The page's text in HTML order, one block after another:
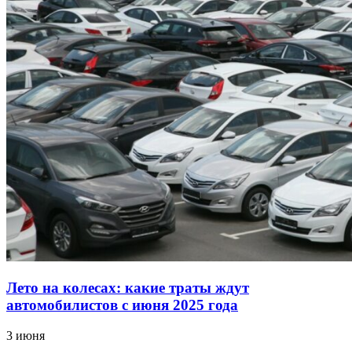
Лето на колесах: какие траты ждут
автомобилистов с июня 2025 года
3 июня